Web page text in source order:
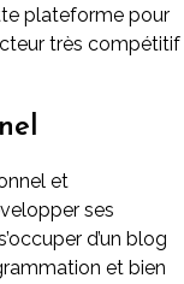
plateforme pour
très compétitif
et
ses
d’un blog
et bien